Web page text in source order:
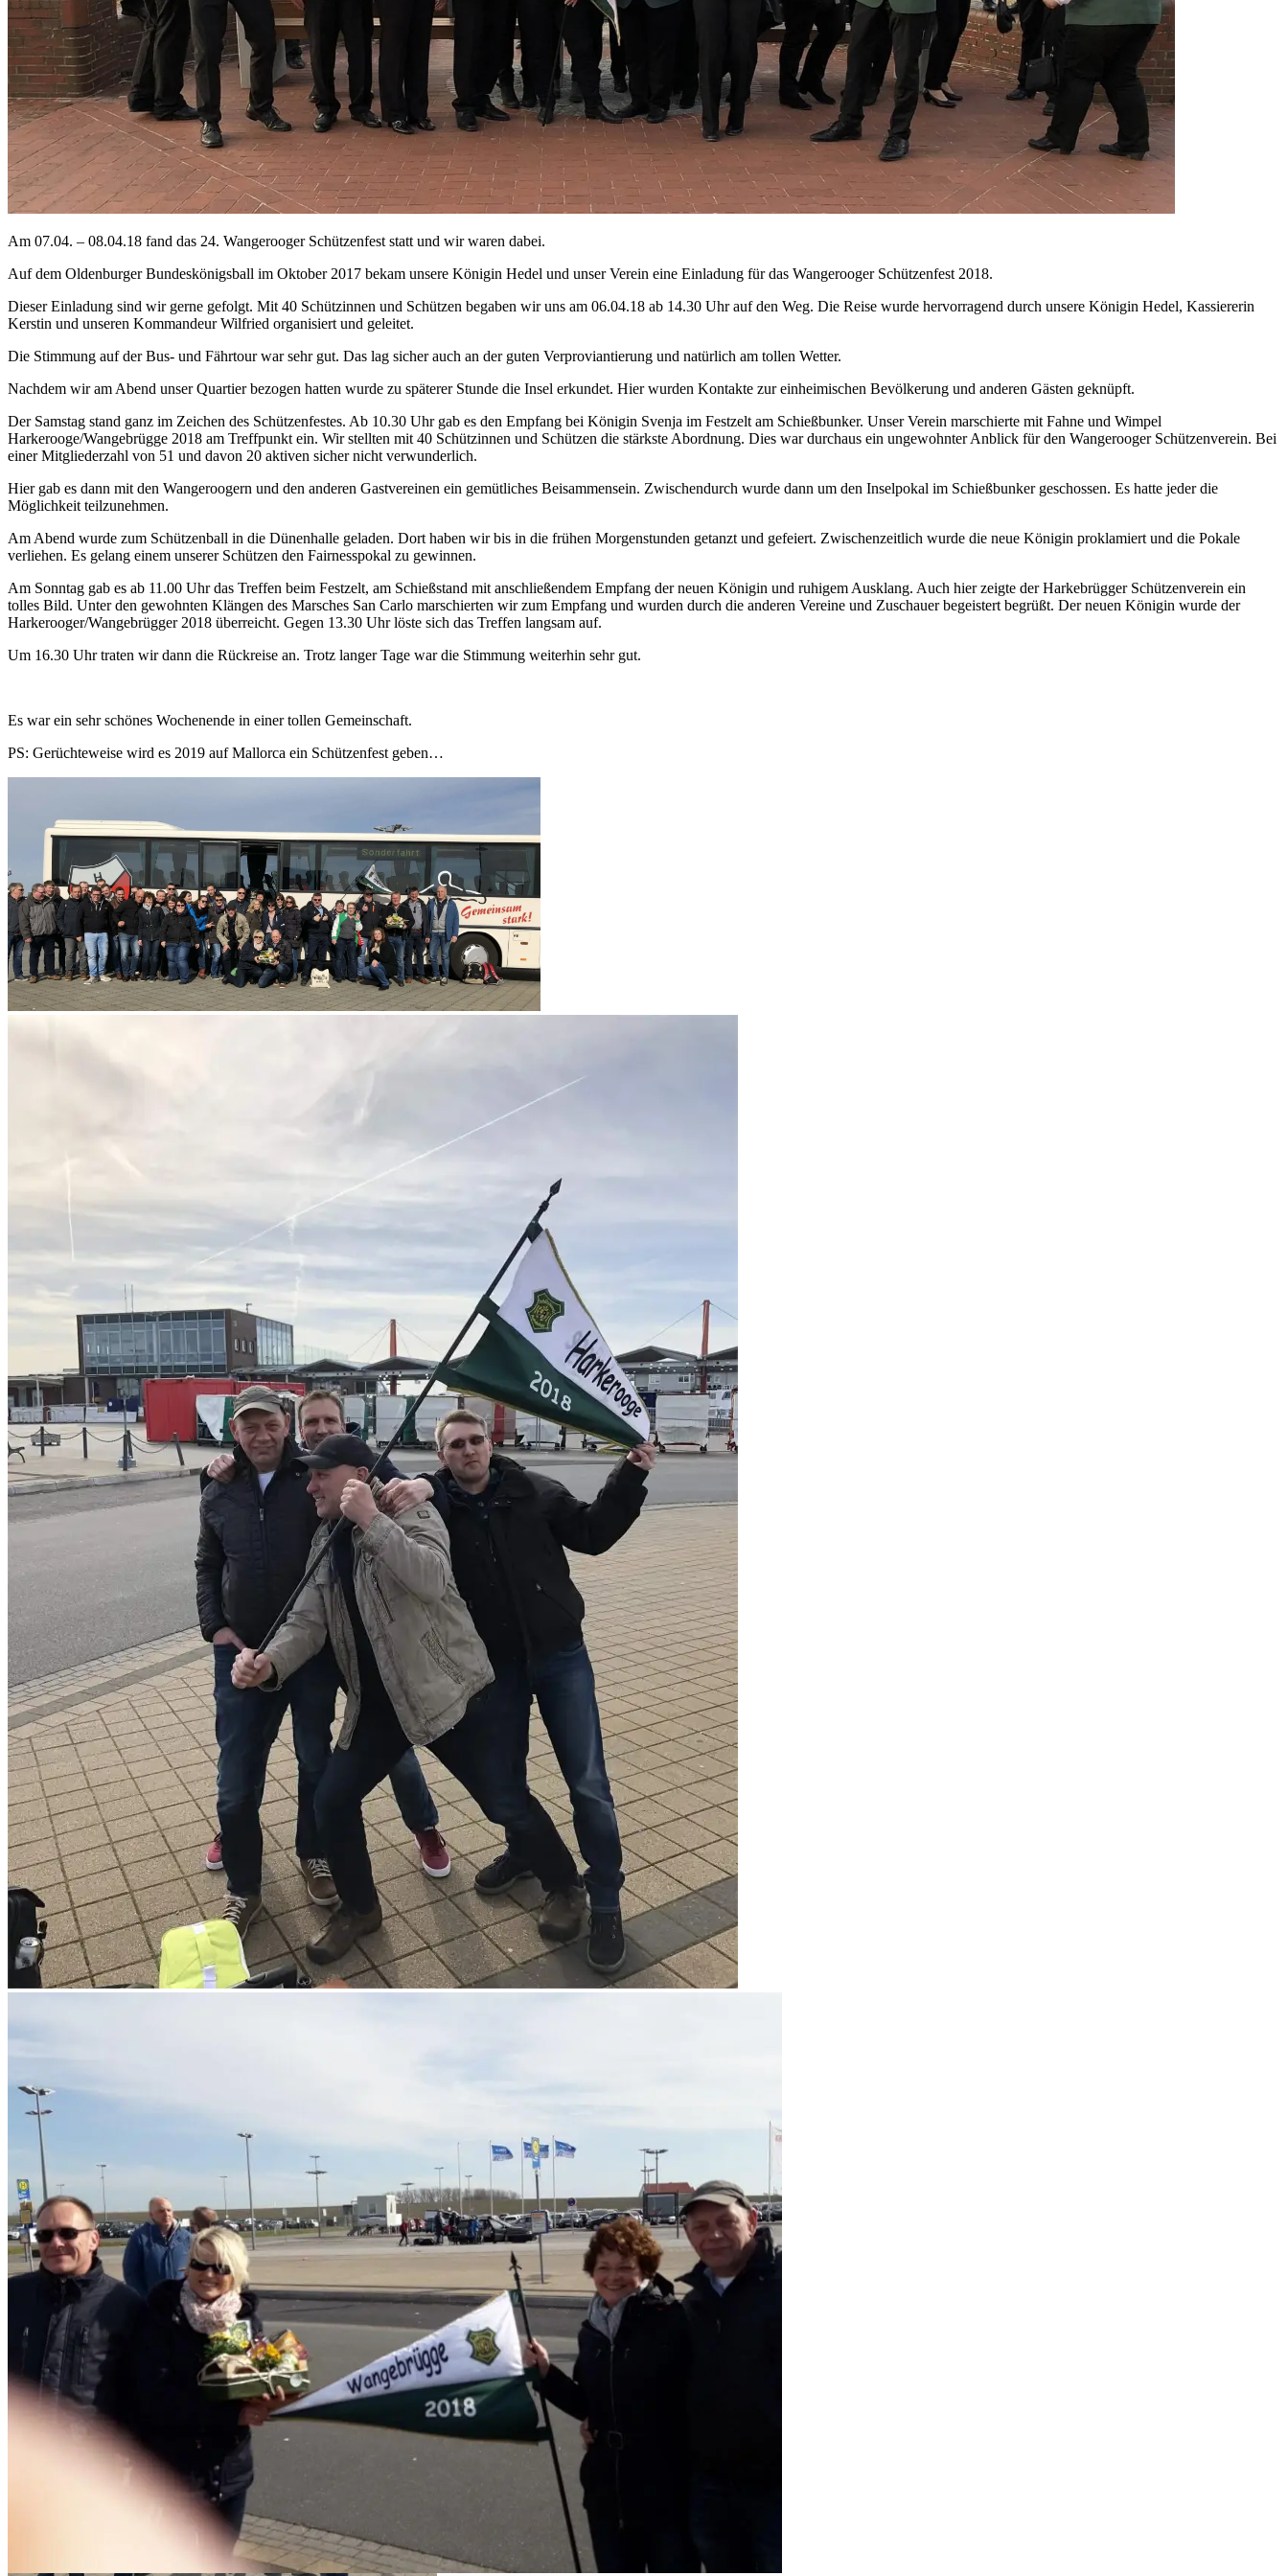
Am 07.04. – 08.04.18 fand das 24. Wangerooger Schützenfest statt und wir waren dabei.
Auf dem Oldenburger Bundeskönigsball im Oktober 2017 bekam unsere Königin Hedel und unser Verein eine Einladung für das Wangerooger Schützenfest 2018.
Dieser Einladung sind wir gerne gefolgt. Mit 40 Schützinnen und Schützen begaben wir uns am 06.04.18 ab 14.30 Uhr auf den Weg. Die Reise wurde hervorragend durch unsere Königin Hedel, Kassiererin
Kerstin und unseren Kommandeur Wilfried organisiert und geleitet.
Die Stimmung auf der Bus- und Fährtour war sehr gut. Das lag sicher auch an der guten Verproviantierung und natürlich am tollen Wetter.
Nachdem wir am Abend unser Quartier bezogen hatten wurde zu späterer Stunde die Insel erkundet. Hier wurden Kontakte zur einheimischen Bevölkerung und anderen Gästen geknüpft.
Der Samstag stand ganz im Zeichen des Schützenfestes. Ab 10.30 Uhr gab es den Empfang bei Königin Svenja im Festzelt am Schießbunker. Unser Verein marschierte mit Fahne und Wimpel
Harkerooge/Wangebrügge 2018 am Treffpunkt ein. Wir stellten mit 40 Schützinnen und Schützen die stärkste Abordnung. Dies war durchaus ein ungewohnter Anblick für den Wangerooger Schützenverein. Bei
einer Mitgliederzahl von 51 und davon 20 aktiven sicher nicht verwunderlich.
Hier gab es dann mit den Wangeroogern und den anderen Gastvereinen ein gemütliches Beisammensein. Zwischendurch wurde dann um den Inselpokal im Schießbunker geschossen. Es hatte jeder die
Möglichkeit teilzunehmen.
Am Abend wurde zum Schützenball in die Dünenhalle geladen. Dort haben wir bis in die frühen Morgenstunden getanzt und gefeiert. Zwischenzeitlich wurde die neue Königin proklamiert und die Pokale
verliehen. Es gelang einem unserer Schützen den Fairnesspokal zu gewinnen.
Am Sonntag gab es ab 11.00 Uhr das Treffen beim Festzelt, am Schießstand mit anschließendem Empfang der neuen Königin und ruhigem Ausklang. Auch hier zeigte der Harkebrügger Schützenverein ein
tolles Bild. Unter den gewohnten Klängen des Marsches San Carlo marschierten wir zum Empfang und wurden durch die anderen Vereine und Zuschauer begeistert begrüßt. Der neuen Königin wurde der
Harkerooger/Wangebrügger 2018 überreicht. Gegen 13.30 Uhr löste sich das Treffen langsam auf.
Um 16.30 Uhr traten wir dann die Rückreise an. Trotz langer Tage war die Stimmung weiterhin sehr gut.
Es war ein sehr schönes Wochenende in einer tollen Gemeinschaft.
PS: Gerüchteweise wird es 2019 auf Mallorca ein Schützenfest geben…